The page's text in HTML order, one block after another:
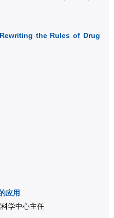
the Rules of Drug
应用
学中心主任